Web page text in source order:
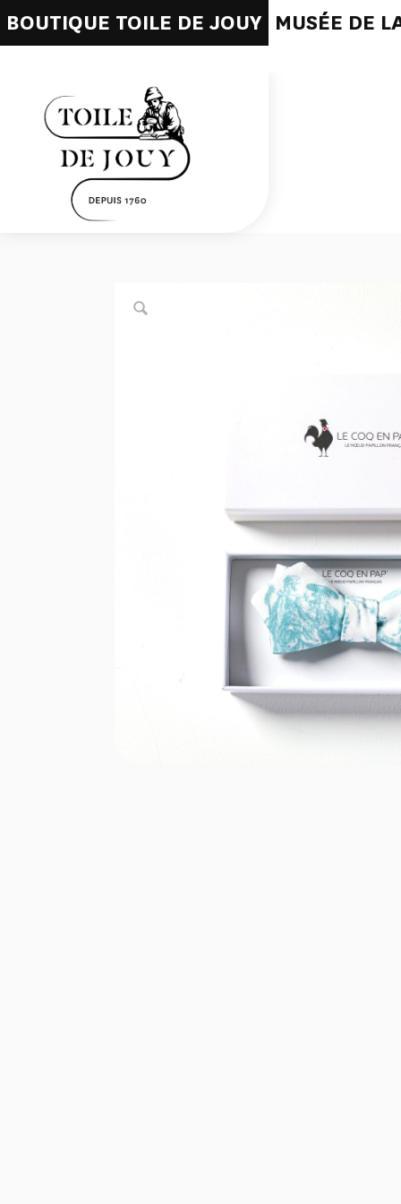
BOUTIQUE TOILE DE JOUY MUSÉE DE